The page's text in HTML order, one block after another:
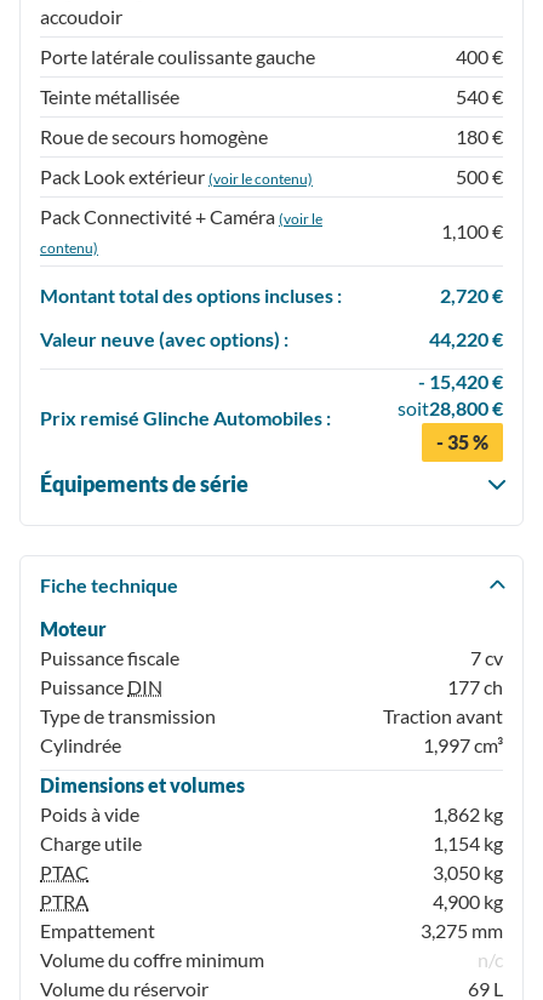
accoudoir
Porte latérale coulissante gauche
400 €
Teinte métallisée
540 €
Roue de secours homogène
180 €
Pack Look extérieur (voir le contenu)
500 €
Pack Connectivité + Caméra (voir le
contenu)
1,100 €
Montant total des options incluses :
2,720 €
Valeur neuve (avec options) :
44,220 €
Prix remisé Glinche Automobiles :
- 15,420 €
soit28,800 €
- 35 %
Équipements de série
Fiche technique
Moteur
Puissance fiscale
7 cv
Puissance DIN
177 ch
Type de transmission
Traction avant
Cylindrée
1,997 cm³
Dimensions et volumes
Poids à vide
1,862 kg
Charge utile
1,154 kg
PTAC
3,050 kg
PTRA
4,900 kg
Empattement
3,275 mm
Volume du coffre minimum
n/c
Volume du réservoir
69 L